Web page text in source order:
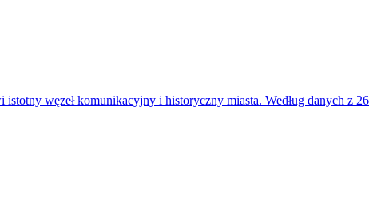
węzeł komunikacyjny i historyczny miasta. Według danych z 26